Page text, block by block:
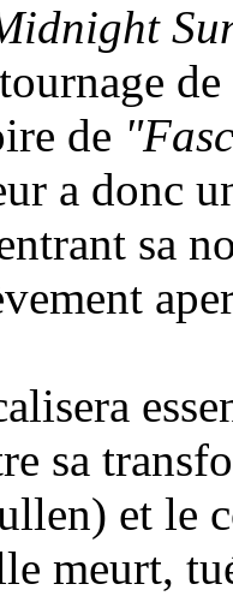
de
de
a donc
sa
sa
et le
meurt,